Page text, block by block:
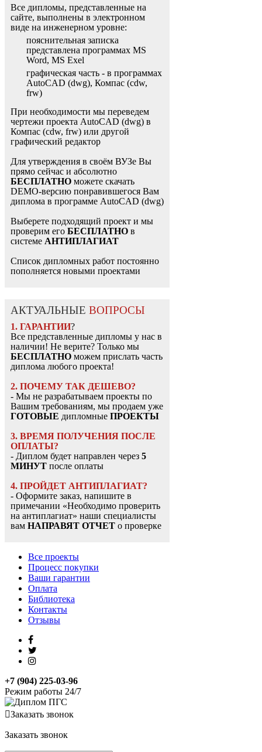
Все дипломы, представленные на
сайте, выполнены в электронном
виде на инженерном уровне:
пояснительная записка
представлена программах MS
Word, MS Exel
графическая часть - в программах
AutoCAD (dwg), Компас (cdw,
frw)
При необходимости мы переведем
чертежи проекта AutoCAD (dwg) в
Компас (cdw, frw) или другой
графический редактор
Для утверждения в своём ВУЗе Вы
прямо сейчас и абсолютно
БЕСПЛАТНО можете скачать
DEMO-версию понравившегося Вам
диплома в программе AutoCAD (dwg)
Выберете подходящий проект и мы
проверим его БЕСПЛАТНО в
системе АНТИПЛАГИАТ
Список дипломных работ постоянно
пополняется новыми проектами
АКТУАЛЬНЫЕ ВОПРОСЫ
1. ГАРАНТИИ?
Все представленные дипломы у нас в
наличии! Не верите? Только мы
БЕСПЛАТНО можем прислать часть
диплома любого проекта!
2. ПОЧЕМУ ТАК ДЕШЕВО?
- Мы не разрабатываем проекты по
Вашим требованиям, мы продаем уже
ГОТОВЫЕ дипломные ПРОЕКТЫ
3. ВРЕМЯ ПОЛУЧЕНИЯ ПОСЛЕ
ОПЛАТЫ?
- Диплом будет направлен через 5
МИНУТ после оплаты
4. ПРОЙДЕТ АНТИПЛАГИАТ?
- Оформите заказ, напишите в
примечании «Необходимо проверить
на антиплагиат» наши специалисты
вам НАПРАВЯТ ОТЧЕТ о проверке
Все проекты
Процесс покупки
Ваши гарантии
Оплата
Библиотека
Контакты
Отзывы
+7 (904) 225-03-96
Режим работы 24/7
Заказать звонок
Заказать звонок